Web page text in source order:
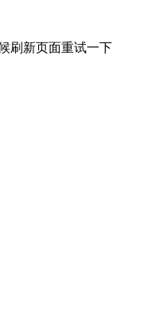
刷新页面重试一下